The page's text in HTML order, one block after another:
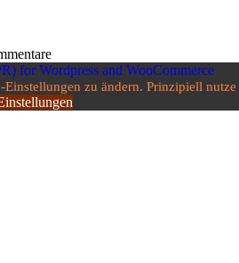
zu ändern. Prinzipiell nutze